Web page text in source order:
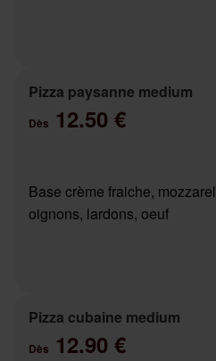
Pizza paysanne medium
Dès 12.50 €
Base crème fraiche,
oignons, lardons, oeuf
Pizza cubaine medium
Dès 12.90 €